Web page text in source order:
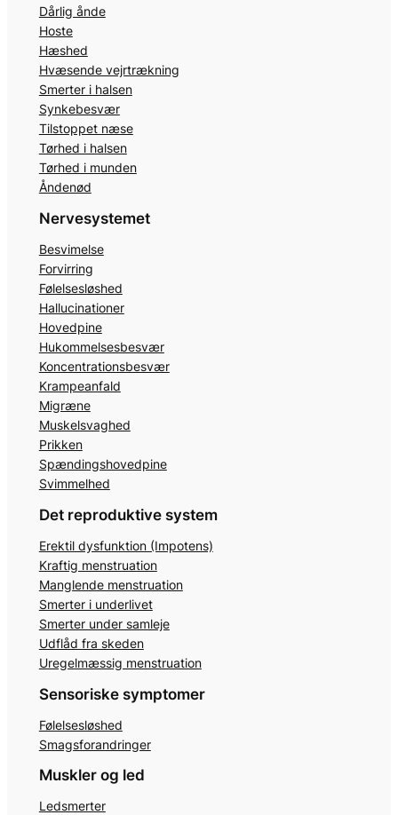
Dårlig ånde
Hoste
Hæshed
Hvæsende vejrtrækning
Smerter i halsen
Synkebesvær
Tilstoppet næse
Tørhed i halsen
Tørhed i munden
Åndenød
Nervesystemet
Besvimelse
Forvirring
Følelsesløshed
Hallucinationer
Hovedpine
Hukommelsesbesvær
Koncentrationsbesvær
Krampeanfald
Migræne
Muskelsvaghed
Prikken
Spændingshovedpine
Svimmelhed
Det reproduktive system
Erektil dysfunktion (Impotens)
Kraftig menstruation
Manglende menstruation
Smerter i underlivet
Smerter under samleje
Udflåd fra skeden
Uregelmæssig menstruation
Sensoriske symptomer
Følelsesløshed
Smagsforandringer
Muskler og led
Ledsmerter